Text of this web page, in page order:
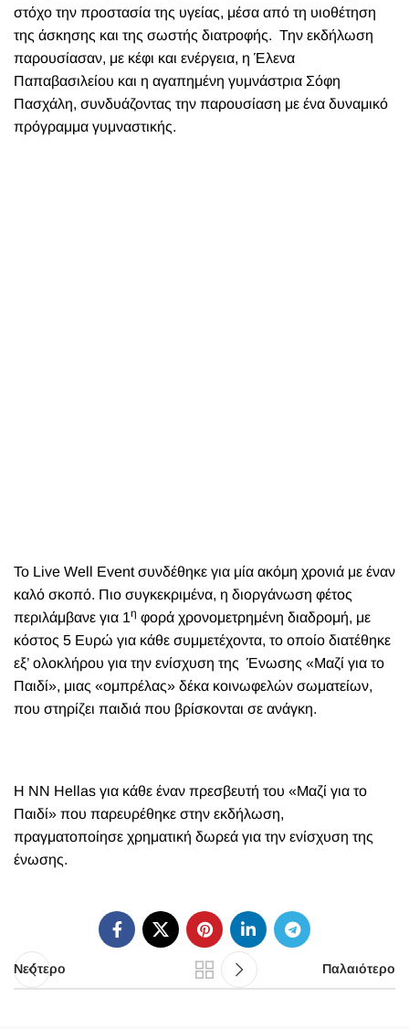
στόχο την προστασία της υγείας, μέσα από τη υιοθέτηση
της άσκησης και της σωστής διατροφής. Την εκδήλωση
παρουσίασαν, με κέφι και ενέργεια, η Έλενα
Παπαβασιλείου και η αγαπημένη γυμνάστρια Σόφη
Πασχάλη, συνδυάζοντας την παρουσίαση με ένα δυναμικό
πρόγραμμα γυμναστικής.
Το Live Well Event συνδέθηκε για μία ακόμη χρονιά με έναν
καλό σκοπό. Πιο συγκεκριμένα, η διοργάνωση φέτος
περιλάμβανε για 1η φορά χρονομετρημένη διαδρομή, με
κόστος 5 Ευρώ για κάθε συμμετέχοντα, το οποίο διατέθηκε
εξ’ ολοκλήρου για την ενίσχυση της Ένωσης «Μαζί για το
Παιδί», μιας «ομπρέλας» δέκα κοινωφελών σωματείων,
που στηρίζει παιδιά που βρίσκονται σε ανάγκη.
Η NN Hellas για κάθε έναν πρεσβευτή του «Μαζί για το
Παιδί» που παρευρέθηκε στην εκδήλωση,
πραγματοποίησε χρηματική δωρεά για την ενίσχυση της
ένωσης.
Νεότερο Παλαιότερο